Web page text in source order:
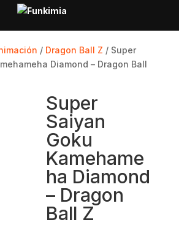
/ Dragon Ball Z / Super
Diamond – Dragon Ball
Super
Saiyan
Goku
Kamehame
ha Diamond
– Dragon
Ball Z